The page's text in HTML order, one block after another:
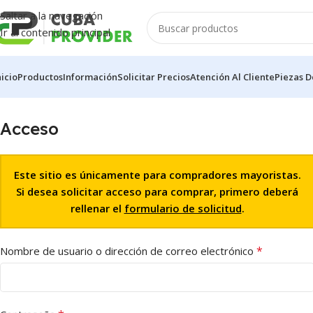
Saltar a la navegación
Ir al contenido principal
ProductosInformaciónSolicitar PreciosAtención Al ClientePiezas
Acceso
Este sitio es únicamente para compradores mayoristas.
Si desea solicitar acceso para comprar, primero deberá
rellenar el formulario de solicitud.
Nombre de usuario o dirección de correo electrónico *